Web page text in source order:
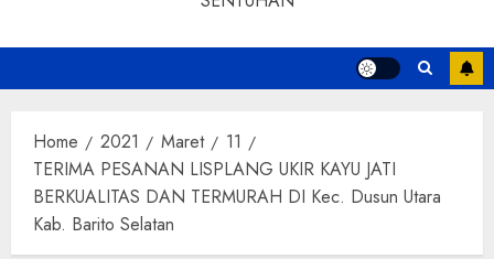
Home 2021 Maret
11
TERIMA PESANAN LISPLANG UKIR KAYU JATI
BERKUALITAS DAN TERMURAH DI Kec. Dusun Utara
Kab. Barito Selatan